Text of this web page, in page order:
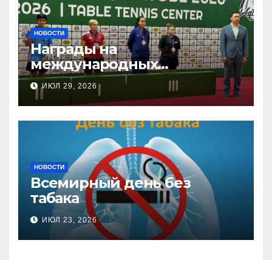
НОВОСТИ
Награды на
международных
соревнованиях
настольного тенниса ПОДА
ИЮЛ 29, 2026
НОВОСТИ
Всемирный день без
табака
ИЮЛ 23, 2026